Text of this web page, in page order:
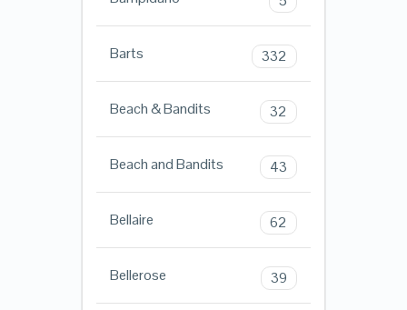
Barts 332
Beach & Bandits 32
Beach and Bandits 43
Bellaire 62
Bellerose 39